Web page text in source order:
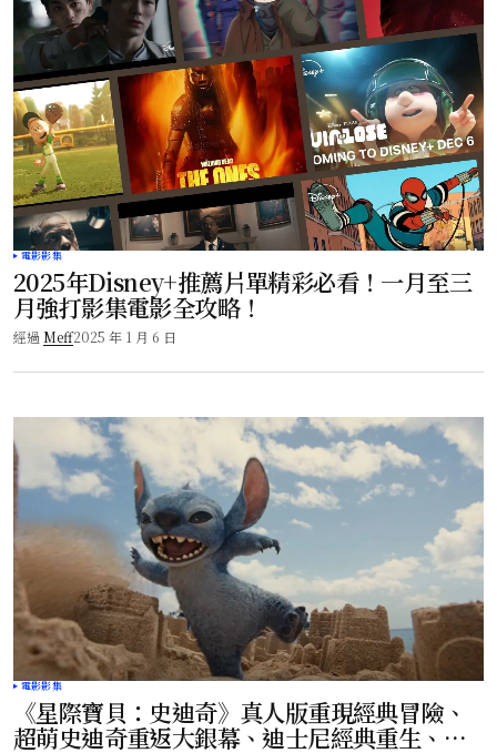
電影影集
2025年Disney+推薦片單精彩必看！一月至三
月強打影集電影全攻略！
經過 Meff2025 年 1 月 6 日
電影影集
《星際寶貝：史迪奇》真人版重現經典冒險、
超萌史迪奇重返大銀幕、迪士尼經典重生、即